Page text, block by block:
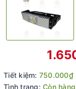
Tiết kiệm: 750.000₫
Tình trạng: Còn hàng